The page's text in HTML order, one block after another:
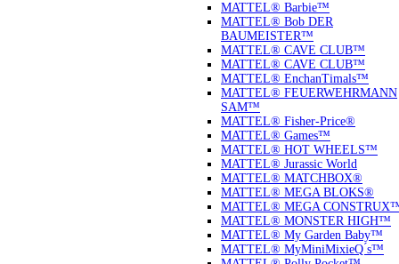
MATTEL® Barbie™
MATTEL® Bob DER
BAUMEISTER™
MATTEL® CAVE CLUB™
MATTEL® CAVE CLUB™
MATTEL® EnchanTimals™
MATTEL® FEUERWEHRMANN
SAM™
MATTEL® Fisher-Price®
MATTEL® Games™
MATTEL® HOT WHEELS™
MATTEL® Jurassic World
MATTEL® MATCHBOX®
MATTEL® MEGA BLOKS®
MATTEL® MEGA
MATTEL® MONSTER HIGH™
MATTEL® My Garden Baby™
MATTEL® MyMiniMixieQ ́s™